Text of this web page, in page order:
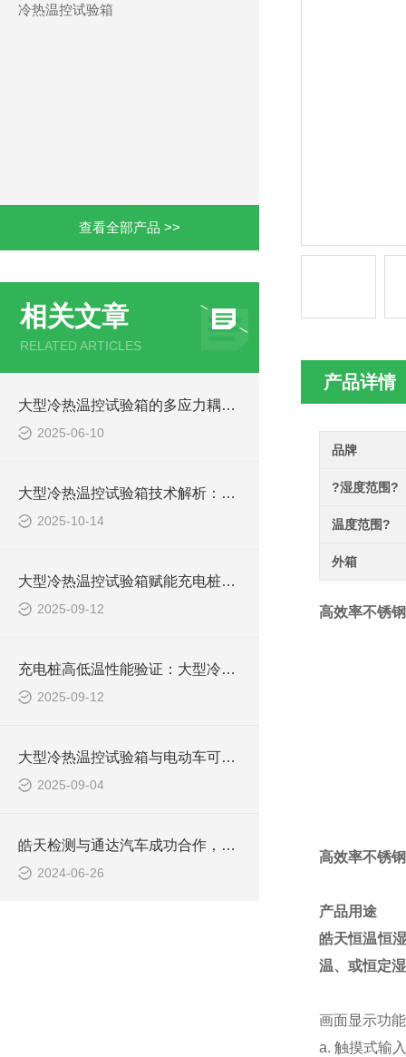
冷热温控试验箱
查看全部产品 >>
相关文章
RELATED ARTICLES
大型冷热温控试验箱的多应力耦合技术实践
2025-06-10
大型冷热温控试验箱技术解析：自行车整机适配 + 骑行模拟装置设计
2025-10-14
大型冷热温控试验箱赋能充电桩质量：从参数控制到多场耦合测试
2025-09-12
充电桩高低温性能验证：大型冷热温控试验箱的技术实践与趋势
2025-09-12
大型冷热温控试验箱与电动车可靠性测试的关联
2025-09-04
皓天检测与通达汽车成功合作，大型冷热温控试验箱助力汽车零部件质量提升
2024-06-26
产品详情
品牌
?湿度范围?
温度范围?
外箱
高效率不锈
高效率不锈
产品用途
皓天恒温恒
温、或恒定
画面显示功
a. 触摸式输